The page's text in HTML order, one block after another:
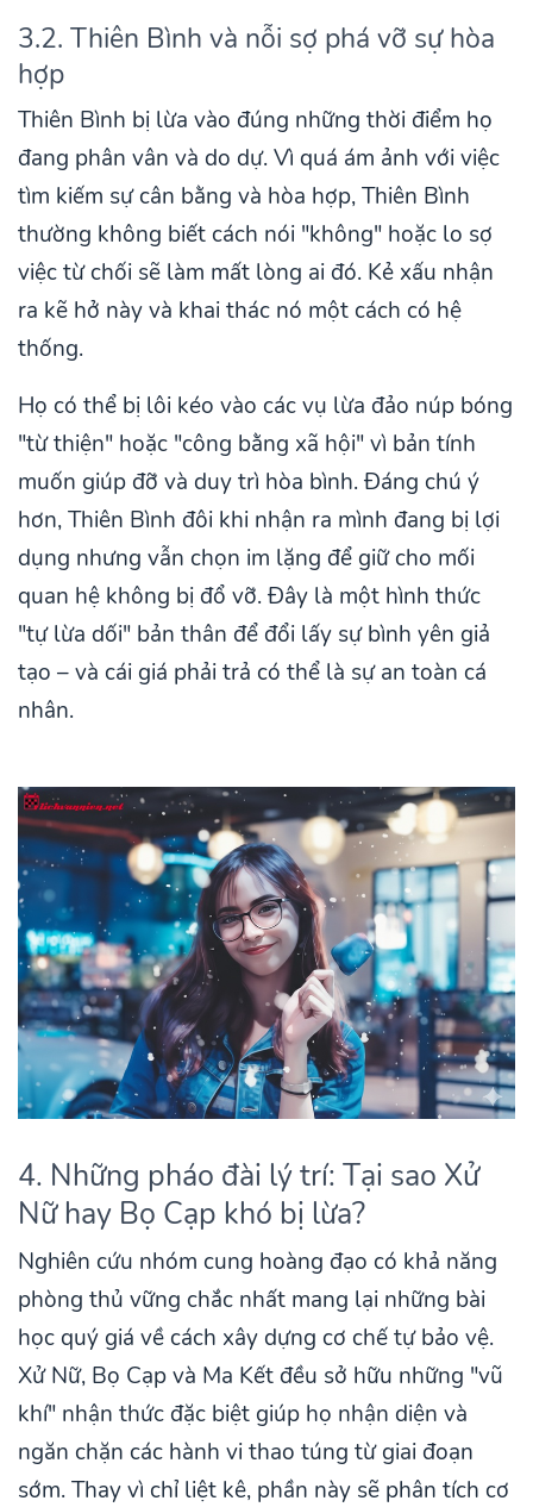
3.2. Thiên Bình và nỗi sợ phá vỡ sự hòa
hợp
Thiên Bình bị lừa vào đúng những thời điểm họ
đang phân vân và do dự. Vì quá ám ảnh với việc
tìm kiếm sự cân bằng và hòa hợp, Thiên Bình
thường không biết cách nói "không" hoặc lo sợ
việc từ chối sẽ làm mất lòng ai đó. Kẻ xấu nhận
ra kẽ hở này và khai thác nó một cách có hệ
thống.
Họ có thể bị lôi kéo vào các vụ lừa đảo núp bóng
"từ thiện" hoặc "công bằng xã hội" vì bản tính
muốn giúp đỡ và duy trì hòa bình. Đáng chú ý
hơn, Thiên Bình đôi khi nhận ra mình đang bị lợi
dụng nhưng vẫn chọn im lặng để giữ cho mối
quan hệ không bị đổ vỡ. Đây là một hình thức
"tự lừa dối" bản thân để đổi lấy sự bình yên giả
tạo – và cái giá phải trả có thể là sự an toàn cá
nhân.
4. Những pháo đài lý trí: Tại sao Xử
Nữ hay Bọ Cạp khó bị lừa?
Nghiên cứu nhóm cung hoàng đạo có khả năng
phòng thủ vững chắc nhất mang lại những bài
học quý giá về cách xây dựng cơ chế tự bảo vệ.
Xử Nữ, Bọ Cạp và Ma Kết đều sở hữu những "vũ
khí" nhận thức đặc biệt giúp họ nhận diện và
ngăn chặn các hành vi thao túng từ giai đoạn
sớm. Thay vì chỉ liệt kê, phần này sẽ phân tích cơ